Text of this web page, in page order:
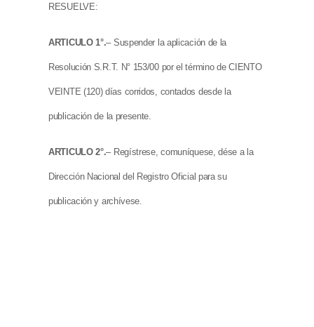
RESUELVE:
ARTICULO 1°.– Suspender la aplicación de la
Resolución S.R.T. N° 153/00 por el término de CIENTO
VEINTE (120) días corridos, contados desde la
publicación de la presente.
ARTICULO 2°.– Regístrese, comuníquese, dése a la
Dirección Nacional del Registro Oficial para su
publicación y archívese.